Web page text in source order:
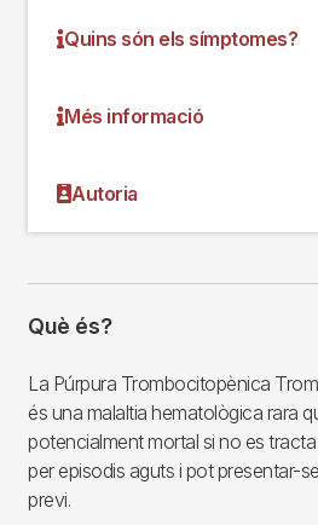
Quins són els símptomes?
Més informació
Autoria
Què és?
La Púrpura Trombocitopènica
és una malaltia hematològica rara
potencialment mortal si no es
per episodis aguts i pot presentar-
previ.